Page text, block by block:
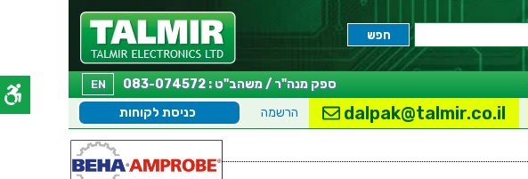
EN
ספק מנה"ר / משהב"ט : 083-074572
כניסת לקוחות הרשמה dalpak@talmir.co.il